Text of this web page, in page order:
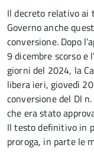
Il decreto relativo ai
Governo anche
conversione. Dopo
9 dicembre scorso e
giorni del 2024, la
libera ieri, giovedì
conversione del Dl
che era stato
Il testo definitivo in
proroga, in parte le